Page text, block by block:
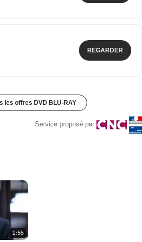
REGARDER
les offres DVD BLU-RAY
Service proposé par
1:55